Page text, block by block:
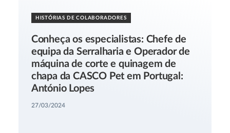
HISTÓRIAS DE COLABORADORES
Conheça os especialistas: Chefe de
equipa da Serralharia e Operador de
máquina de corte e quinagem de
chapa da CASCO Pet em Portugal:
António Lopes
27/03/2024